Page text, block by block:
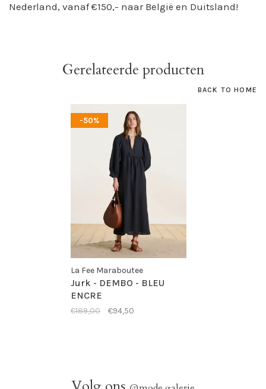
Nederland, vanaf €150,- naar België en Duitsland!
Gerelateerde producten
BACK TO HOME
-50%
La Fee Maraboutee
Jurk - DEMBO - BLEU
ENCRE
€189,00 €94,50